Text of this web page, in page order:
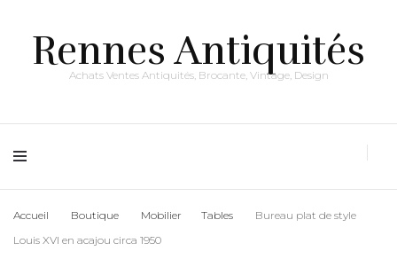
Rennes Antiquités
Achats Ventes Antiquités, Brocante, Vintage, Design
Accueil Boutique Mobilier Tables
Bureau plat de style
Louis XVI en acajou circa 1950